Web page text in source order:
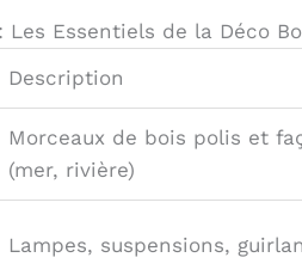
Les Essentiels de la Déco
Description
Morceaux de bois polis et
(mer, rivière)
Lampes, suspensions,